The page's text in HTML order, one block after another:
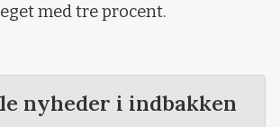
med tre procent.
nyheder i indbakken